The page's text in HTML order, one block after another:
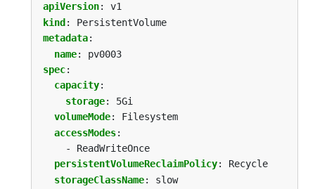
apiVersion:
v1
kind :
PersistentVolume
metadata:
name:
pv0003
spec:
capacity:
storage:
5Gi
volumeMode:
Filesystem
accessModes:
- ReadWriteOnce
persistentVolumeReclaimPolicy:
Recycle
storageClassName:
slow